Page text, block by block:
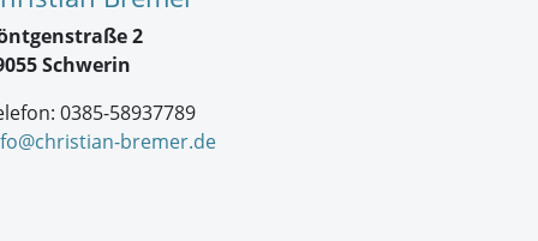
2
Schwerin
0385-58937789
bremer.de